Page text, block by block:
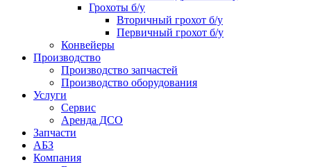
Грохоты б/у
Вторичный грохот б/у
Первичный грохот б/у
Конвейеры
Производство
Производство запчастей
Производство оборудования
Услуги
Сервис
Аренда ДСО
Запчасти
АБЗ
Компания